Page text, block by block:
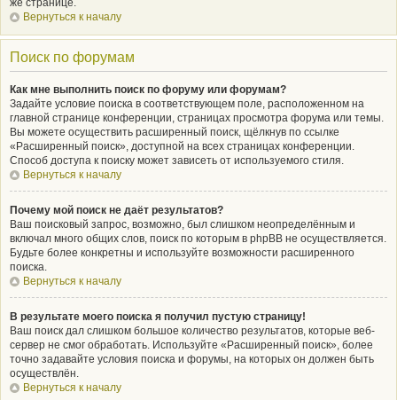
же странице.
Вернуться к началу
Поиск по форумам
Как мне выполнить поиск по форуму или форумам?
Задайте условие поиска в соответствующем поле, расположенном на
главной странице конференции, страницах просмотра форума или темы.
Вы можете осуществить расширенный поиск, щёлкнув по ссылке
«Расширенный поиск», доступной на всех страницах конференции.
Способ доступа к поиску может зависеть от используемого стиля.
Вернуться к началу
Почему мой поиск не даёт результатов?
Ваш поисковый запрос, возможно, был слишком неопределённым и
включал много общих слов, поиск по которым в phpBB не осуществляется.
Будьте более конкретны и используйте возможности расширенного
поиска.
Вернуться к началу
В результате моего поиска я получил пустую страницу!
Ваш поиск дал слишком большое количество результатов, которые веб-
сервер не смог обработать. Используйте «Расширенный поиск», более
точно задавайте условия поиска и форумы, на которых он должен быть
осуществлён.
Вернуться к началу